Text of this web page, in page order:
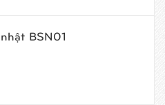
BSN01